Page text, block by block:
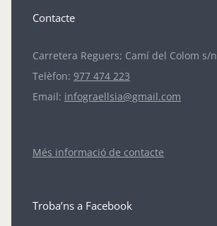
Contacte
Carretera Reguers; Camí del Colom s/n
Telèfon: 977 474 223
Email: infograellsia@gmail.com
Més informació de contacte
Troba’ns a Facebook